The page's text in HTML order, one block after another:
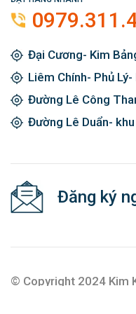
Đại Cương- Kim
Liêm Chính- Phủ Lý-
Đường Lê Công
Đường Lê Duẩn-
Đăng ký
© Copyright 2024 Kim